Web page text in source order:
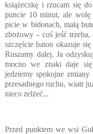
książeczkę i rzucam się
puncie 10 minut, ale wolę
picie w bidonach, małą
zbożowy – coś jeść
szczęście baton okazuje
Ruszamy dalej. Ja
mocno we znaki daje
jedziemy spokojne
przesadnego ruchu, wiatr
nieco zelżeć...
Przed punktem we wsi